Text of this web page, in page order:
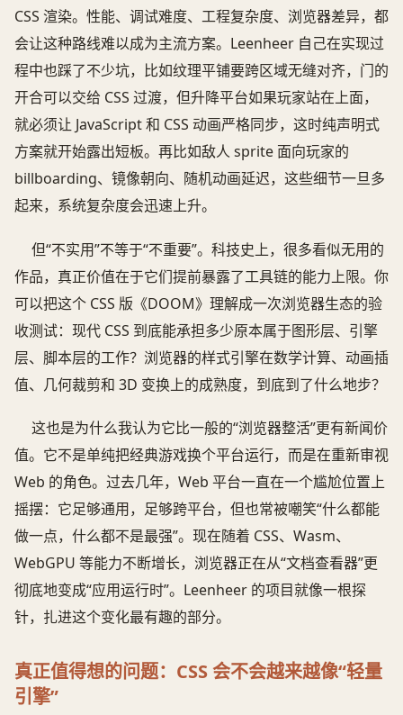
CSS 渲染。性能、调试难度、工程复杂度、浏览器差异，都
会让这种路线难以成为主流方案。Leenheer 自己在实现过
程中也踩了不少坑，比如纹理平铺要跨区域无缝对齐，门的
开合可以交给 CSS 过渡，但升降平台如果玩家站在上面，
就必须让 JavaScript 和 CSS 动画严格同步，这时纯声明式
方案就开始露出短板。再比如敌人 sprite 面向玩家的
billboarding、镜像朝向、随机动画延迟，这些细节一旦多
起来，系统复杂度会迅速上升。
但“不实用”不等于“不重要”。科技史上，很多看似无用的
作品，真正价值在于它们提前暴露了工具链的能力上限。你
可以把这个 CSS 版《DOOM》理解成一次浏览器生态的验
收测试：现代 CSS 到底能承担多少原本属于图形层、引擎
层、脚本层的工作？浏览器的样式引擎在数学计算、动画插
值、几何裁剪和 3D 变换上的成熟度，到底到了什么地步？
这也是为什么我认为它比一般的“浏览器整活”更有新闻价
值。它不是单纯把经典游戏换个平台运行，而是在重新审视
Web 的角色。过去几年，Web 平台一直在一个尴尬位置上
摇摆：它足够通用，足够跨平台，但也常被嘲笑“什么都能
做一点，什么都不是最强”。现在随着 CSS、Wasm、
WebGPU 等能力不断增长，浏览器正在从“文档查看器”更
彻底地变成“应用运行时”。Leenheer 的项目就像一根探
针，扎进这个变化最有趣的部分。
真正值得想的问题：CSS 会不会越来越像“轻量
引擎”